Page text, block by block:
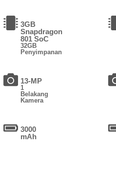
3GB
Snapdragon
801 SoC
32GB
Penyimpanan
13-MP
1
Belakang
Kamera
3000
mAh